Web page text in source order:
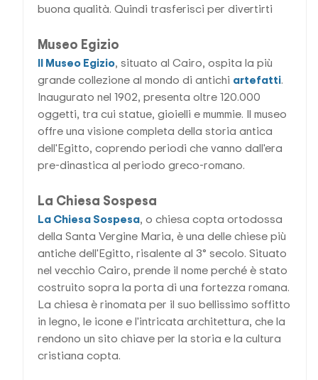
buona qualità. Quindi trasferisci per divertirti
Museo Egizio
Il Museo Egizio, situato al Cairo, ospita la più
grande collezione al mondo di antichi artefatti.
Inaugurato nel 1902, presenta oltre 120.000
oggetti, tra cui statue, gioielli e mummie. Il museo
offre una visione completa della storia antica
dell'Egitto, coprendo periodi che vanno dall'era
pre-dinastica al periodo greco-romano.
La Chiesa Sospesa
La Chiesa Sospesa, o chiesa copta ortodossa
della Santa Vergine Maria, è una delle chiese più
antiche dell'Egitto, risalente al 3° secolo. Situato
nel vecchio Cairo, prende il nome perché è stato
costruito sopra la porta di una fortezza romana.
La chiesa è rinomata per il suo bellissimo soffitto
in legno, le icone e l'intricata architettura, che la
rendono un sito chiave per la storia e la cultura
cristiana copta.